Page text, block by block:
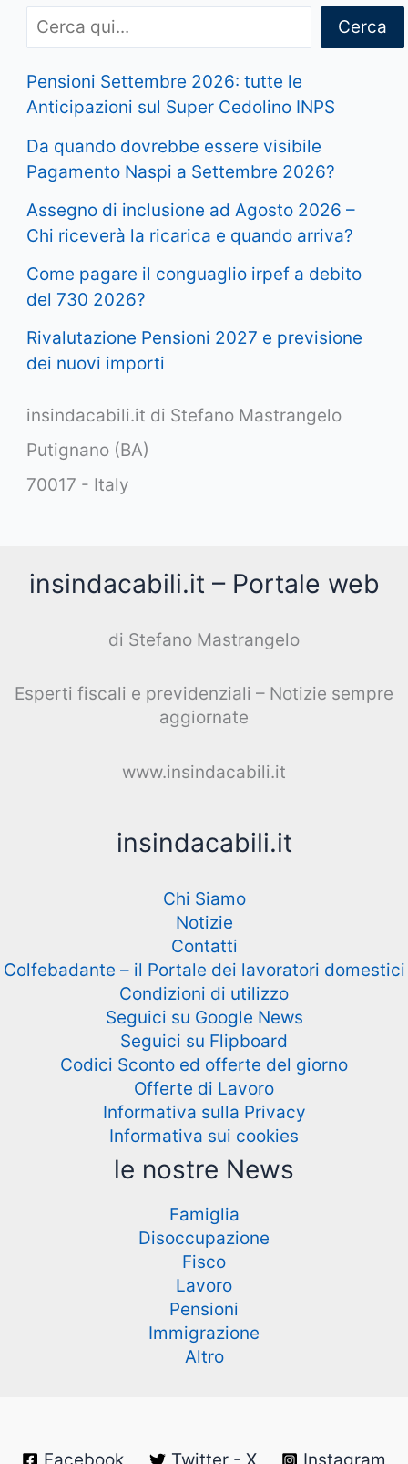
Cerca
Pensioni Settembre 2026: tutte le
Anticipazioni sul Super Cedolino INPS
Da quando dovrebbe essere visibile
Pagamento Naspi a Settembre 2026?
Assegno di inclusione ad Agosto 2026 –
Chi riceverà la ricarica e quando arriva?
Come pagare il conguaglio irpef a debito
del 730 2026?
Rivalutazione Pensioni 2027 e previsione
dei nuovi importi
insindacabili.it di Stefano Mastrangelo
Putignano (BA)
70017 - Italy
insindacabili.it – Portale web
di Stefano Mastrangelo
Esperti fiscali e previdenziali – Notizie sempre
aggiornate
www.insindacabili.it
insindacabili.it
Chi Siamo
Notizie
Contatti
Colfebadante – il Portale dei lavoratori domestici
Condizioni di utilizzo
Seguici su Google News
Seguici su Flipboard
Codici Sconto ed offerte del giorno
Offerte di Lavoro
Informativa sulla Privacy
Informativa sui cookies
le nostre News
Famiglia
Disoccupazione
Fisco
Lavoro
Pensioni
Immigrazione
Altro